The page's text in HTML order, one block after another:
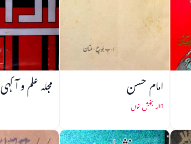
امام حسن
الہ بخش خاں
مجلہ علم و آگہی